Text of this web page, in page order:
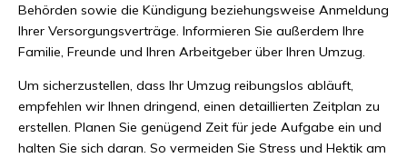
Behörden sowie die Kündigung beziehungsweise Anmeldung
Ihrer Versorgungsverträge. Informieren Sie außerdem Ihre
Familie, Freunde und Ihren Arbeitgeber über Ihren Umzug.
Um sicherzustellen, dass Ihr Umzug reibungslos abläuft,
empfehlen wir Ihnen dringend, einen detaillierten Zeitplan zu
erstellen. Planen Sie genügend Zeit für jede Aufgabe ein und
halten Sie sich daran. So vermeiden Sie Stress und Hektik am